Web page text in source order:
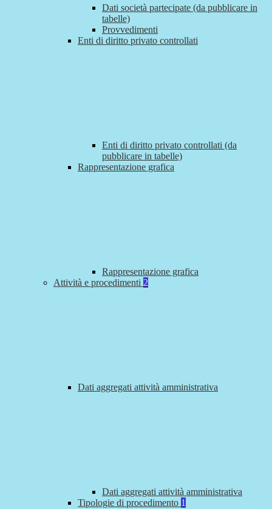
Dati società partecipate (da pubblicare in
tabelle)
Provvedimenti
Enti di diritto privato controllati
Enti di diritto privato controllati (da
pubblicare in tabelle)
Rappresentazione grafica
Rappresentazione grafica
Attività e procedimenti 2
Dati aggregati attività amministrativa
Dati aggregati attività amministrativa
Tipologie di procedimento 1